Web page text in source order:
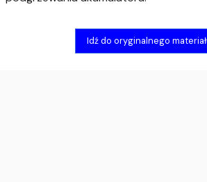
Idź do oryginalnego